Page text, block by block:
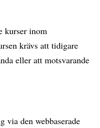
kurser inom
krävs att tidigare
eller att motsvarande
den webbaserade